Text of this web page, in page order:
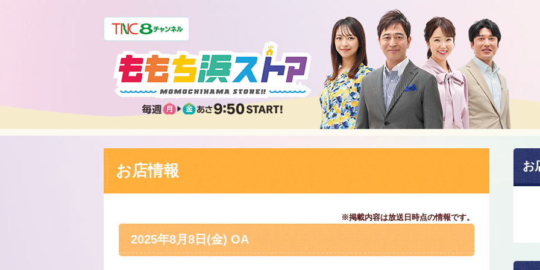
お店情報
※掲載内容は放送日時点の情報です。
2025年8月8日(金) OA
お